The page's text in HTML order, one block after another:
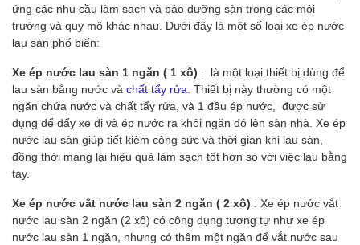
ứng các nhu cầu làm sạch và bảo dưỡng sàn trong các môi
trường và quy mô khác nhau. Dưới đây là một số loại xe ép nước
lau sàn phổ biến:
Xe ép nước lau sàn 1 ngăn ( 1 xô) : là một loại thiết bị dùng để
lau sàn bằng nước và chất tẩy rửa . Thiết bị này thường có một
ngăn chứa nước và chất tẩy rửa, và 1 đầu ép nước, được sử
dụng để đẩy xe đi và ép nước ra khỏi ngăn đó lên sàn nhà. Xe ép
nước lau sàn giúp tiết kiệm công sức và thời gian khi lau sàn,
đồng thời mang lại hiệu quả làm sạch tốt hơn so với việc lau bằng
tay.
Xe ép nước vắt nước lau sàn 2 ngăn ( 2 xô) : Xe ép nước vắt
nước lau sàn 2 ngăn (2 xô) có công dụng tương tự như xe ép
nước lau sàn 1 ngăn, nhưng có thêm một ngăn để vắt nước sau